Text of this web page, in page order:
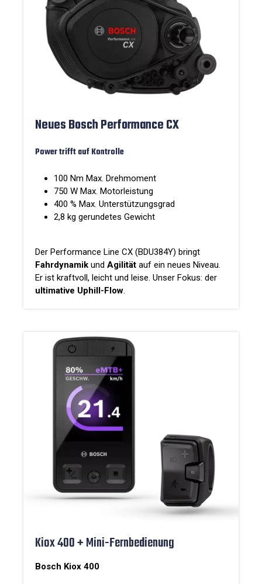
Neues Bosch Performance CX
Power trifft auf Kontrolle
100 Nm Max. Drehmoment
750 W Max. Motorleistung
400 % Max. Unterstützungsgrad
2,8 kg gerundetes Gewicht
Der Performance Line CX (BDU384Y) bringt
Fahrdynamik und Agilität auf ein neues Niveau.
Er ist kraftvoll, leicht und leise. Unser Fokus: der
ultimative Uphill-Flow.
Kiox 400 + Mini-Fernbedienung
Bosch Kiox 400